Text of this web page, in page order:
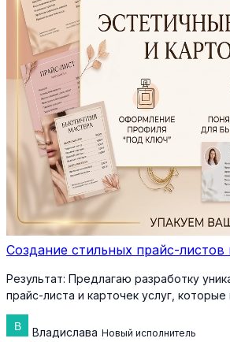
Создание стильных прайс-листов
Результат: Предлагаю разработку
прайс-листа и карточек услуг,
Владислава Новый исполнитель